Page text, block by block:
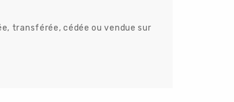
transférée, cédée ou vendue sur